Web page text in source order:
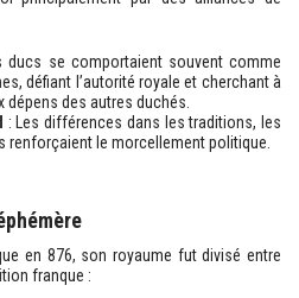
ducs se comportaient souvent comme
défiant l’autorité royale et cherchant à
dépens des autres duchés.
: Les différences dans les traditions, les
renforçaient le morcellement politique.
en 876, son royaume fut divisé entre
franque :